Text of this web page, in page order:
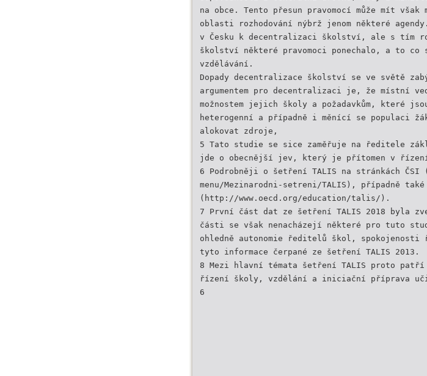
na obce. Tento přesun pravomocí může mít však
oblasti rozhodování nýbrž jenom některé
v Česku k decentralizaci školství, ale s tím
školství některé pravomoci ponechalo, a to
vzdělávání.
Dopady decentralizace školství se ve světě
argumentem pro decentralizaci je, že místní
možnostem jejich školy a požadavkům, které
heterogenní a případně i měnící se populaci
alokovat zdroje,
5 Tato studie se sice zaměřuje na ředitele
jde o obecnější jev, který je přítomen v
6 Podrobněji o šetření TALIS na stránkách
menu/Mezinarodni-setreni/TALIS), případně také
(http://www.oecd.org/education/talis/).
7 První část dat ze šetření TALIS 2018 byla
části se však nenacházejí některé pro tuto
ohledně autonomie ředitelů škol,
tyto informace čerpané ze šetření TALIS 2013.
8 Mezi hlavní témata šetření TALIS proto
řízení školy, vzdělání a iniciační příprava
6